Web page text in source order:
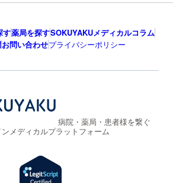
す薬局を探すSOKUYAKUメディカルコラム
お問い合わせプライバシーポリシー
病院・薬局・患者様を繋ぐ
メディカルプラットフォーム